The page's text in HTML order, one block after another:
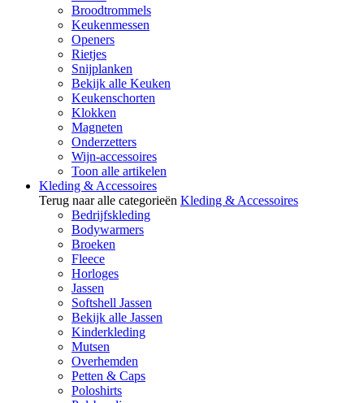
Broodtrommels
Keukenmessen
Openers
Rietjes
Snijplanken
Bekijk alle Keuken
Keukenschorten
Klokken
Magneten
Onderzetters
Wijn-accessoires
Toon alle artikelen
Kleding & Accessoires
Terug naar alle categorieën Kleding & Accessoires
Bedrijfskleding
Bodywarmers
Broeken
Fleece
Horloges
Jassen
Softshell Jassen
Bekijk alle Jassen
Kinderkleding
Mutsen
Overhemden
Petten & Caps
Poloshirts